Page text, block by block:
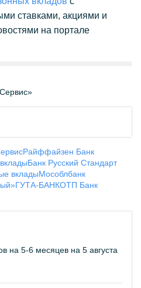
ставками, акциями и
на портале
Райффайзен Банк
Банк Русский Стандарт
вкладыМособлбанк
ГУТА-БАНКОТП Банк
на 5-6 месяцев на 5 августа